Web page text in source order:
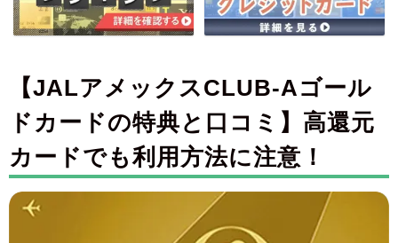
【JALアメックスCLUB-Aゴール
ドカードの特典と口コミ】高還元
カードでも利用方法に注意！